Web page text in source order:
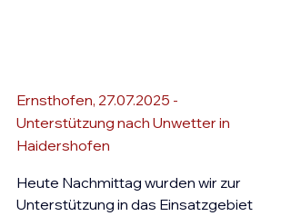
Ernsthofen, 27.07.2025 -
Unterstützung nach Unwetter in
Haidershofen
Heute Nachmittag wurden wir zur
Unterstützung in das Einsatzgebiet